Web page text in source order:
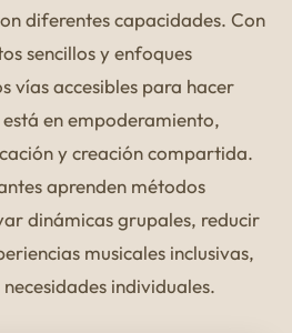
diferentes capacidades. Con
sencillos y enfoques
vías accesibles para hacer
en empoderamiento,
y creación compartida.
aprenden métodos
dinámicas grupales, reducir
musicales inclusivas,
individuales.